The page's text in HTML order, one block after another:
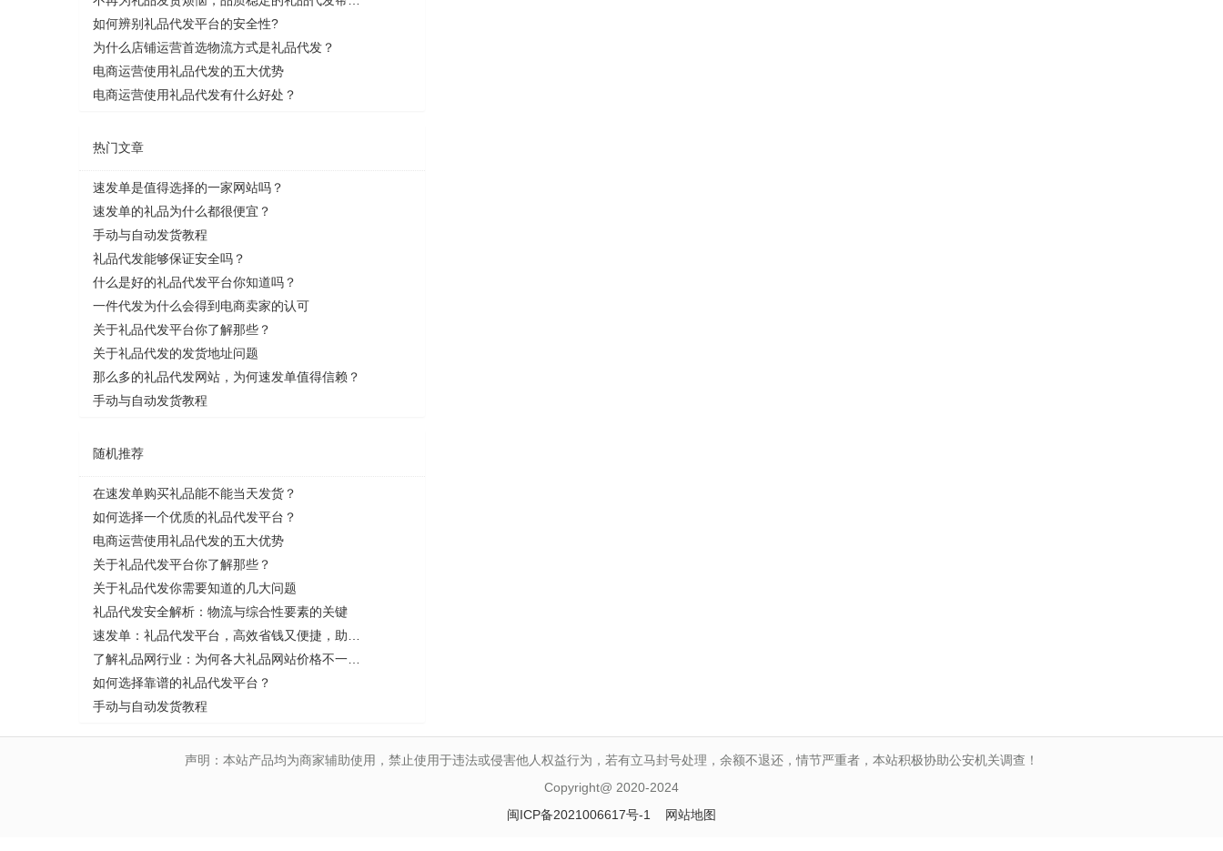
如何辨别礼品代发平台的安全性?
为什么店铺运营首选物流方式是礼品代发？
电商运营使用礼品代发的五大优势
电商运营使用礼品代发有什么好处？
热门文章
速发单是值得选择的一家网站吗？
速发单的礼品为什么都很便宜？
手动与自动发货教程
礼品代发能够保证安全吗？
什么是好的礼品代发平台你知道吗？
一件代发为什么会得到电商卖家的认可
关于礼品代发平台你了解那些？
关于礼品代发的发货地址问题
那么多的礼品代发网站，为何速发单值得信赖？
手动与自动发货教程
随机推荐
在速发单购买礼品能不能当天发货？
如何选择一个优质的礼品代发平台？
电商运营使用礼品代发的五大优势
关于礼品代发平台你了解那些？
关于礼品代发你需要知道的几大问题
礼品代发安全解析：物流与综合性要素的关键
如何选择靠谱的礼品代发平台？
手动与自动发货教程
声明：本站产品均为商家辅助使用，禁止使用于违法或侵害他人权益行为，若有立马封号处理，余额不退还，情节严重者，本站积极协助公安机关调查！
Copyright@ 2020-2024
闽ICP备2021006617号-1
网站地图